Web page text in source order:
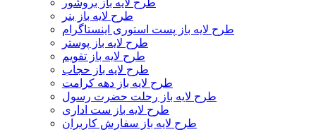
طرح لایه باز بنر
طرح لایه باز پست استوری اینستاگرام
طرح لایه باز پوستر
طرح لایه باز تقویم
طرح لایه باز حجاب
طرح لایه باز دهه کرامت
طرح لایه باز رحلت حضرت رسول
طرح لایه باز ست اداری
طرح لایه باز سفارش کاربران